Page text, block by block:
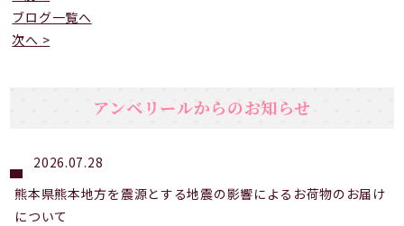
ブログ一覧へ
次へ >
アンベリールからのお知らせ
2026.07.28
熊本県熊本地方を震源とする地震の影響によるお荷物のお届け
について